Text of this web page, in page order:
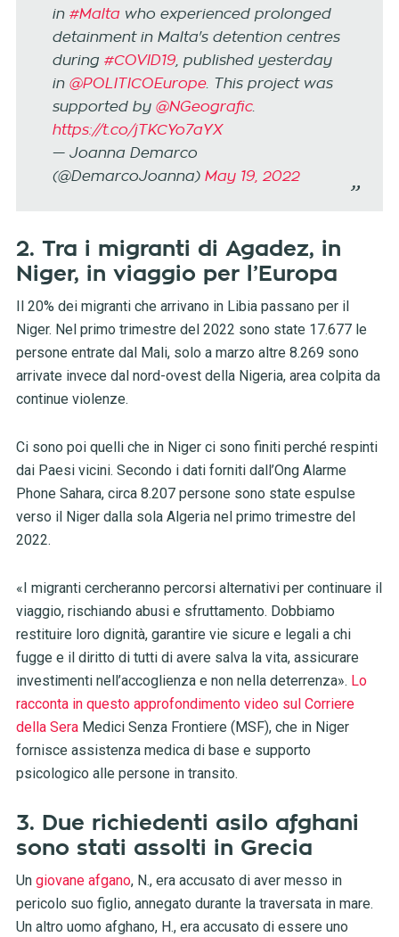
in #Maltawho experienced prolonged
detainment in Malta's detention centres
during #COVID19, published yesterday
in @POLITICOEurope. This project was
supported by @NGeografic.
https://t.co/jTKCYo7aYX
— Joanna Demarco
(@DemarcoJoanna) May 19, 2022
2. Tra i migranti di Agadez, in
Niger, in viaggio per l’Europa
Il 20% dei migranti che arrivano in Libia passano per il
Niger. Nel primo trimestre del 2022 sono state 17.677 le
persone entrate dal Mali, solo a marzo altre 8.269 sono
arrivate invece dal nord-ovest della Nigeria, area colpita da
continue violenze.
Ci sono poi quelli che in Niger ci sono finiti perché respinti
dai Paesi vicini. Secondo i dati forniti dall’Ong Alarme
Phone Sahara, circa 8.207 persone sono state espulse
verso il Niger dalla sola Algeria nel primo trimestre del
2022.
«I migranti cercheranno percorsi alternativi per continuare il
viaggio, rischiando abusi e sfruttamento. Dobbiamo
restituire loro dignità, garantire vie sicure e legali a chi
fugge e il diritto di tutti di avere salva la vita, assicurare
investimenti nell’accoglienza e non nella deterrenza». Lo
racconta in questo approfondimento video sul Corriere
della SeraMedici Senza Frontiere (MSF), che in Niger
fornisce assistenza medica di base e supporto
psicologico alle persone in transito.
3. Due richiedenti asilo afghani
sono stati assolti in Grecia
Un giovane afgano, N., era accusato di aver messo in
pericolo suo figlio, annegato durante la traversata in mare.
Un altro uomo afghano, H., era accusato di essere uno